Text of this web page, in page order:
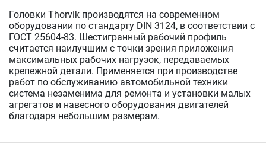
Головки Thorvik производятся на современном
оборудовании по стандарту DIN 3124, в соответствии с
ГОСТ 25604-83. Шестигранный рабочий профиль
считается наилучшим с точки зрения приложения
максимальных рабочих нагрузок, передаваемых
крепежной детали. Применяется при производстве
работ по обслуживанию автомобильной техники
система незаменима для ремонта и установки малых
агрегатов и навесного оборудования двигателей
благодаря небольшим размерам.